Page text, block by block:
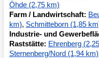
Öhde (2,75 km)
Farm / Landwirtschaft:
km), Schmitteborn (1,85
Industrie- und
Raststätte: Ehrenberg
Sternenberg/Nord (1,94 km)